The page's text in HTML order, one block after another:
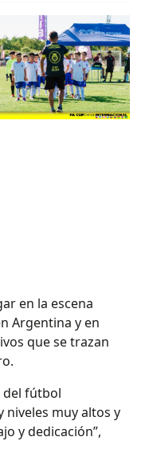
en la escena
Argentina y en
que se trazan
del fútbol
muy altos y
y dedicación”,